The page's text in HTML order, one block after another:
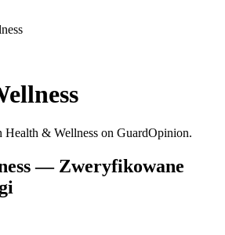
Health & Wellness on GuardOpinion.
— Zweryfikowane